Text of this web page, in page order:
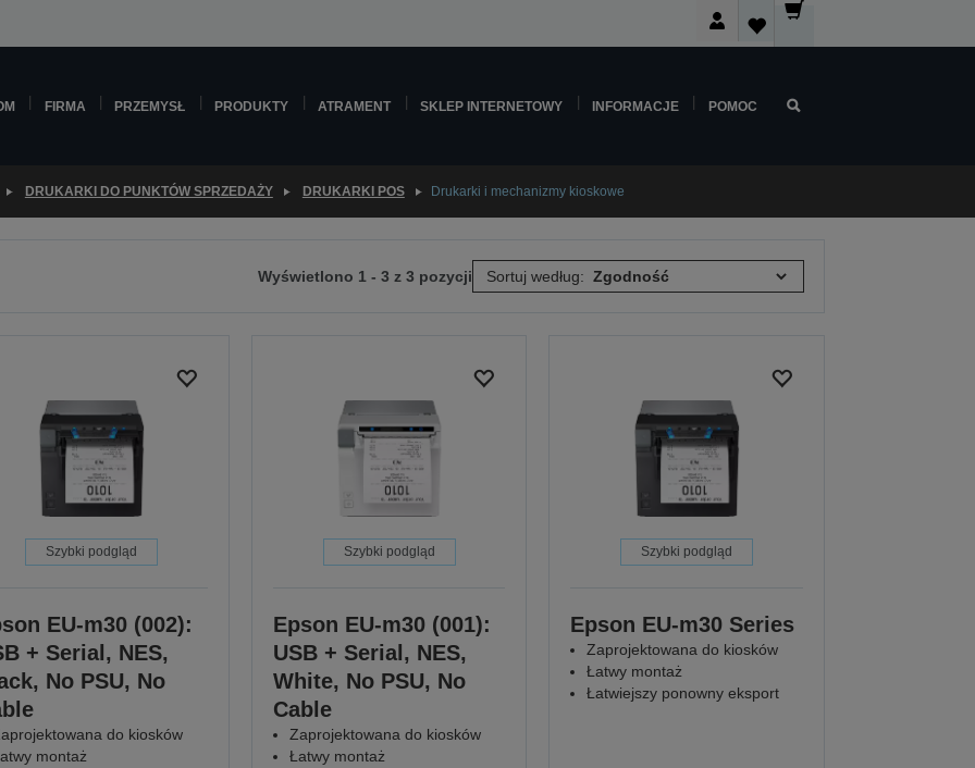
FIRMA PRZEMYSŁ PRODUKTY ATRAMENT SKLEP INTERNETOWY INFORMACJE POMOC
DRUKARKI DO PUNKTÓW SPRZEDAŻY DRUKARKI POS Drukarki i mechanizmy kioskowe
Wyświetlono 1 - 3 z 3 pozycji Sortuj według:
Szybki podgląd
EU-m30 (002):
+ Serial, NES,
No PSU, No
do kiosków
montaż
Szybki podgląd
Epson EU-m30 (001):
USB + Serial, NES,
White, No PSU, No
Cable
Zaprojektowana do kiosków
Łatwy montaż
Szybki podgląd
Epson EU-m30 Series
Zaprojektowana do kiosków
Łatwy montaż
Łatwiejszy ponowny eksport